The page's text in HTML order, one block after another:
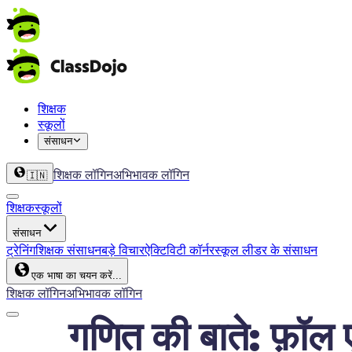
शिक्षक
स्कूलों
संसाधन
🇮🇳 शिक्षक लॉगिनअभिभावक लॉगिन
शिक्षकस्कूलों
संसाधन
ट्रेनिंगशिक्षक संसाधनबड़े विचारऐक्टिविटी कॉर्नरस्कूल लीडर के संसाधन
एक भाषा का चयन करें...
शिक्षक लॉगिनअभिभावक लॉगिन
गणित की बाते: फ़ॉल